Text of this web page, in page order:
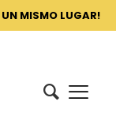
MISMO LUGAR!